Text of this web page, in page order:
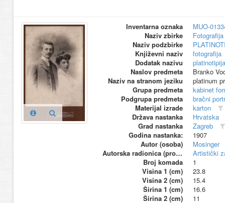
Inventarna oznaka
MUO-
Naziv zbirke
Naziv podzbirke
Književni naziv
fotografija
Dodatak nazivu
platinotipija
Naslov predmeta
Branko
Naziv na stranom jeziku
platinum
Grupa predmeta
kabinet
Podgrupa predmeta
bračni
Materijal izrade
karton
Država nastanka
Hrvatska
Grad nastanka
Zagreb
Godina nastanka:
1907
Autor (osoba)
Mosinger
Autorska radionica (proizvođač)
Artistički
Broj komada
1
Visina 1 (cm)
23.8
Visina 2 (cm)
15.4
Širina 1 (cm)
16.6
Širina 2 (cm)
11